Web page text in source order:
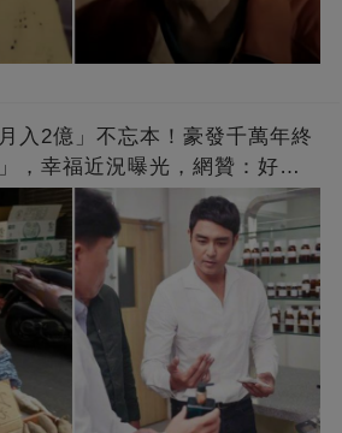
入2億」不忘本！豪發千萬年終
，幸福近況曝光，網贊：好老